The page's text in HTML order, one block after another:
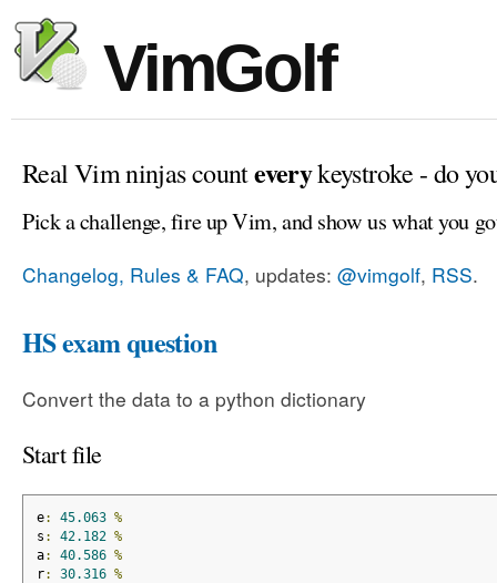
VimGolf
Real Vim ninjas counteverykeystroke - do
Pick a challenge, fire up Vim, and show us what you
Changelog, Rules & FAQ, updates: @vimgolf, RSS.
HS exam question
Convert the data to a python dictionary
Start file
e: 45.063 %
s : 42.182 %
a: 40.586 %
r: 30.316 %